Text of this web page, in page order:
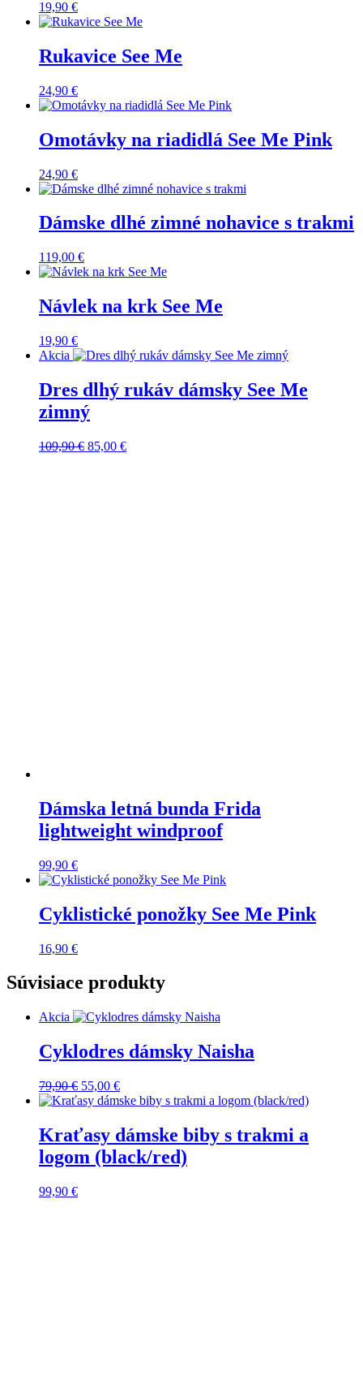
19,90 €
Rukavice See Me
24,90 €
Omotávky na riadidlá See Me Pink
24,90 €
Dámske dlhé zimné nohavice s trakmi
119,00 €
Návlek na krk See Me
19,90 €
Akcia
Dres dlhý rukáv dámsky See Me
zimný
109,90€ Pôvodná
85,00 €Aktuálna
Dámska letná bunda Frida
lightweight windproof
99,90 €
Cyklistické ponožky See Me Pink
16,90 €
Súvisiace produkty
Akcia
Cyklodres dámsky Naisha
79,90€ Pôvodná
cena
79,90 €.
55,00 €Aktuálna
cena
55,00 €.
Kraťasy dámske biby s trakmi a
logom (black/red)
99,90 €